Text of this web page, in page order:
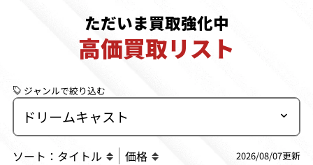
ただいま買取強化中
高価買取リスト
ジャンルで絞り込む
ソート： タイトル 価格
2026/08/07更新